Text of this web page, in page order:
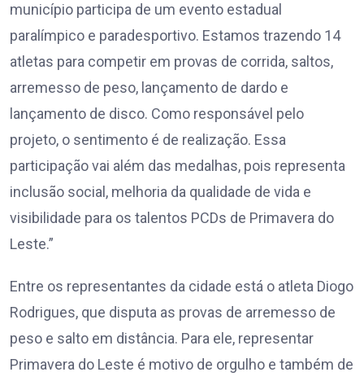
município participa de um evento estadual
paralímpico e paradesportivo. Estamos trazendo 14
atletas para competir em provas de corrida, saltos,
arremesso de peso, lançamento de dardo e
lançamento de disco. Como responsável pelo
projeto, o sentimento é de realização. Essa
participação vai além das medalhas, pois representa
inclusão social, melhoria da qualidade de vida e
visibilidade para os talentos PCDs de Primavera do
Leste.”
Entre os representantes da cidade está o atleta Diogo
Rodrigues, que disputa as provas de arremesso de
peso e salto em distância. Para ele, representar
Primavera do Leste é motivo de orgulho e também de